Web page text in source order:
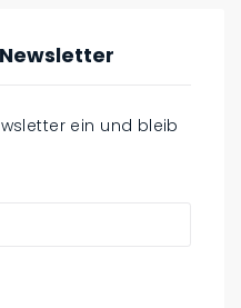
ein und bleib